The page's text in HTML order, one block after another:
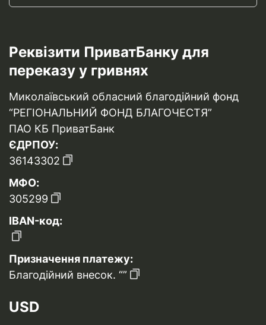
Реквізити ПриватБанку для
переказу у гривнях
Миколаївський обласний благодійний фонд
“РЕГІОНАЛЬНИЙ ФОНД БЛАГОЧЕСТЯ”
ПАО КБ ПриватБанк
ЄДРПОУ:
36143302
МФО:
305299
IBAN-код:
Призначення платежу:
Благодійний внесок. “”
USD